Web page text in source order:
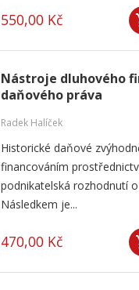
550,00 Kč
Nástroje dluhového
daňového práva
Radek Halíček
Historické daňové
financováním
podnikatelská rozhodnutí
Následkem je...
470,00 Kč